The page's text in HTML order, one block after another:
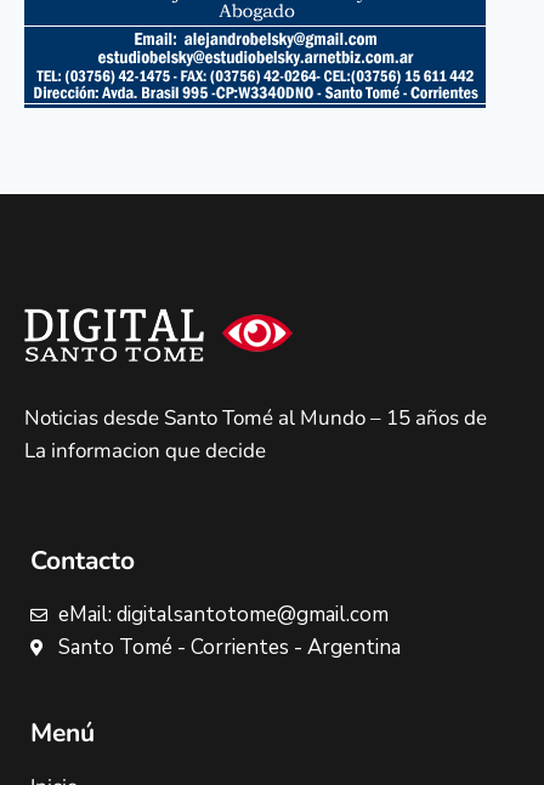
Noticias desde Santo Tomé al Mundo – 15 años de
La informacion que decide
Contacto
eMail: digitalsantotome@gmail.com
Santo Tomé - Corrientes - Argentina
Menú